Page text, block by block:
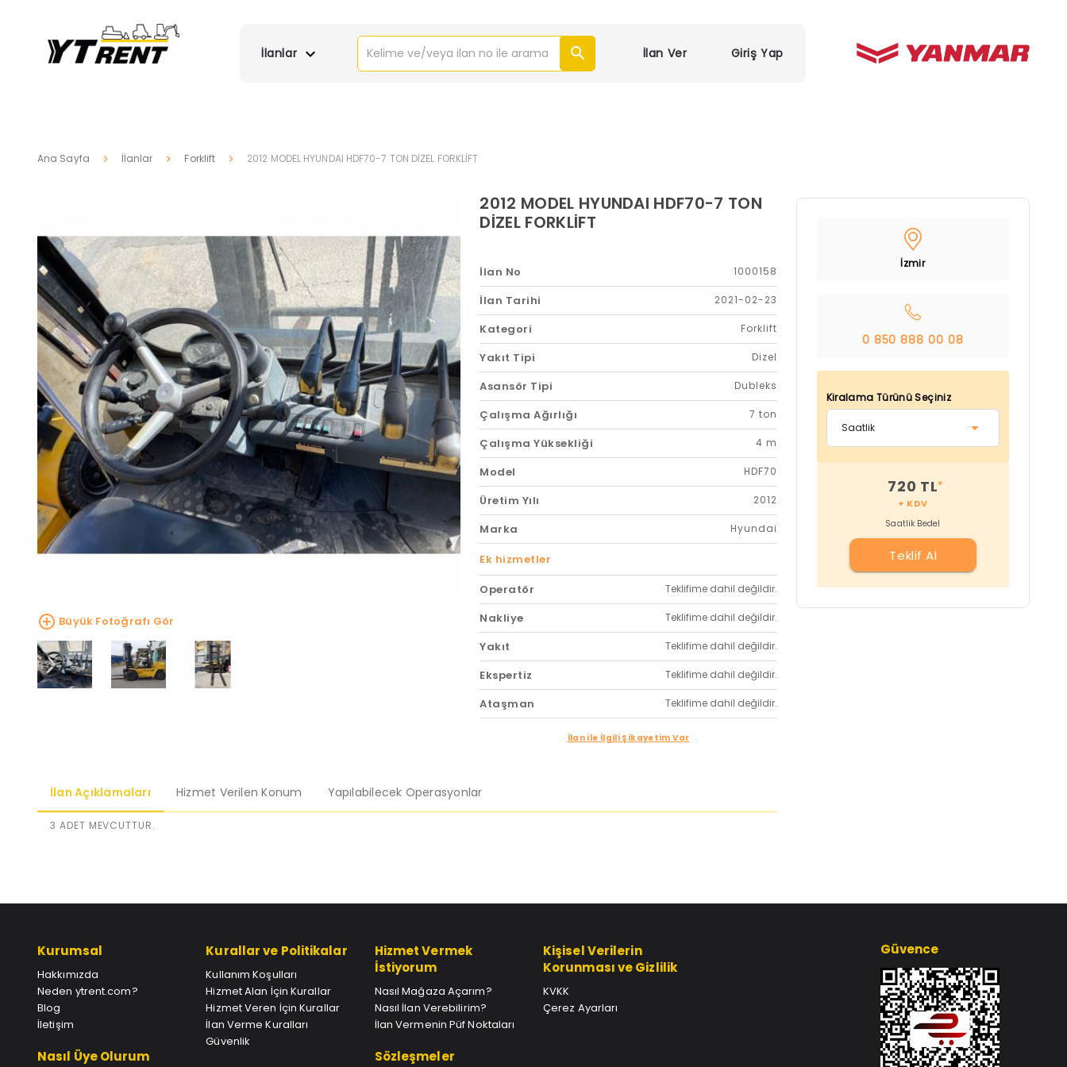
İlanlar İlan Ver Giriş Yap
Ana Sayfa İlanlar Forklift 2012 MODEL HYUNDAI HDF70-7 TON DİZEL FORKLİFT
Büyük Fotoğrafı Gör
2012 MODEL HYUNDAI HDF70-7 TON
DİZEL FORKLİFT
İlan No 1000158
İlan Tarihi 2021-02-23
Kategori Forklift
Yakıt Tipi Dizel
Asansör Tipi Dubleks
Çalışma Ağırlığı 7 ton
Çalışma Yüksekliği 4 m
Model HDF70
Üretim Yılı 2012
Marka Hyundai
Ek hizmetler
Operatör
Teklifime dahil değildir.
Nakliye Teklifime dahil değildir.
Yakıt Teklifime dahil değildir.
Ekspertiz Teklifime dahil değildir.
Ataşman Teklifime dahil değildir.
İlan ile İlgili Şikayetim Var
İlan Açıklamaları Hizmet Verilen Konum Yapılabilecek Operasyonlar
3 ADET MEVCUTTUR.
İzmir
0 850 888 00 08
Kiralama Türünü Seçiniz
720 TL*
+ KDV
Saatlik Bedel
Teklif Al
Kurumsal
Hakkımızda
Neden ytrent.com?
Blog
İletişim
Nasıl Üye Olurum
Kurallar ve Politikalar
Kullanım Koşulları
Hizmet Alan İçin Kurallar
Hizmet Veren İçin Kurallar
İlan Verme Kuralları
Güvenlik
Hizmet Vermek
İstiyorum
Nasıl Mağaza Açarım?
Nasıl İlan Verebilirim?
İlan Vermenin Püf Noktaları
Sözleşmeler
Kişisel Verilerin
Korunması ve Gizlilik
KVKK
Çerez Ayarları
Güvence